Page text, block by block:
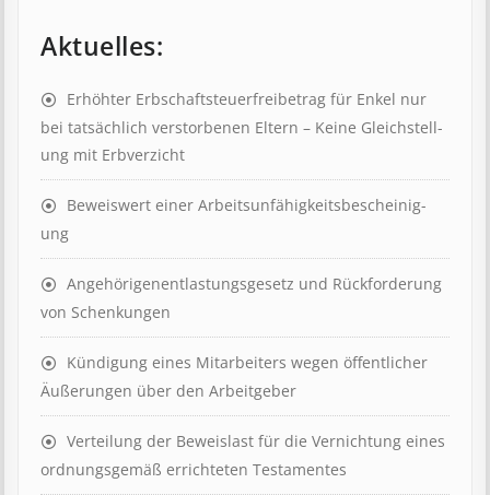
Aktuelles:
Erhöhter Erb­schaft­steuer­frei­be­trag für Enkel nur
bei tat­säch­lich ver­storb­en­en Eltern – Keine Gleich­stell­
ung mit Erb­verzicht
Beweis­wert einer Arbeits­un­fähig­keits­be­scheinig­
ung
Angehörigenent­lastungs­ge­setz und Rück­ford­er­ung
von Schenk­ung­en
Kündigung eines Mit­ar­beit­ers wegen öffent­lich­er
Äuß­er­ung­en über den Ar­beit­geber
Ver­teil­ung der Be­weis­last für die Ver­nicht­ung eines
ord­nungs­ge­mäß er­richt­et­en Test­ament­es